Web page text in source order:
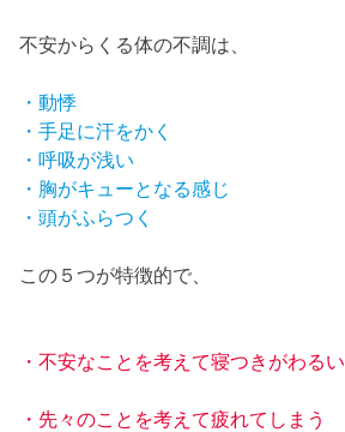
不安からくる体の不調は、
・動悸
・手足に汗をかく
・呼吸が浅い
・胸がキューとなる感じ
・頭がふらつく
この５つが特徴的で、
・不安なことを考えて寝つきがわるい
・先々のことを考えて疲れてしまう